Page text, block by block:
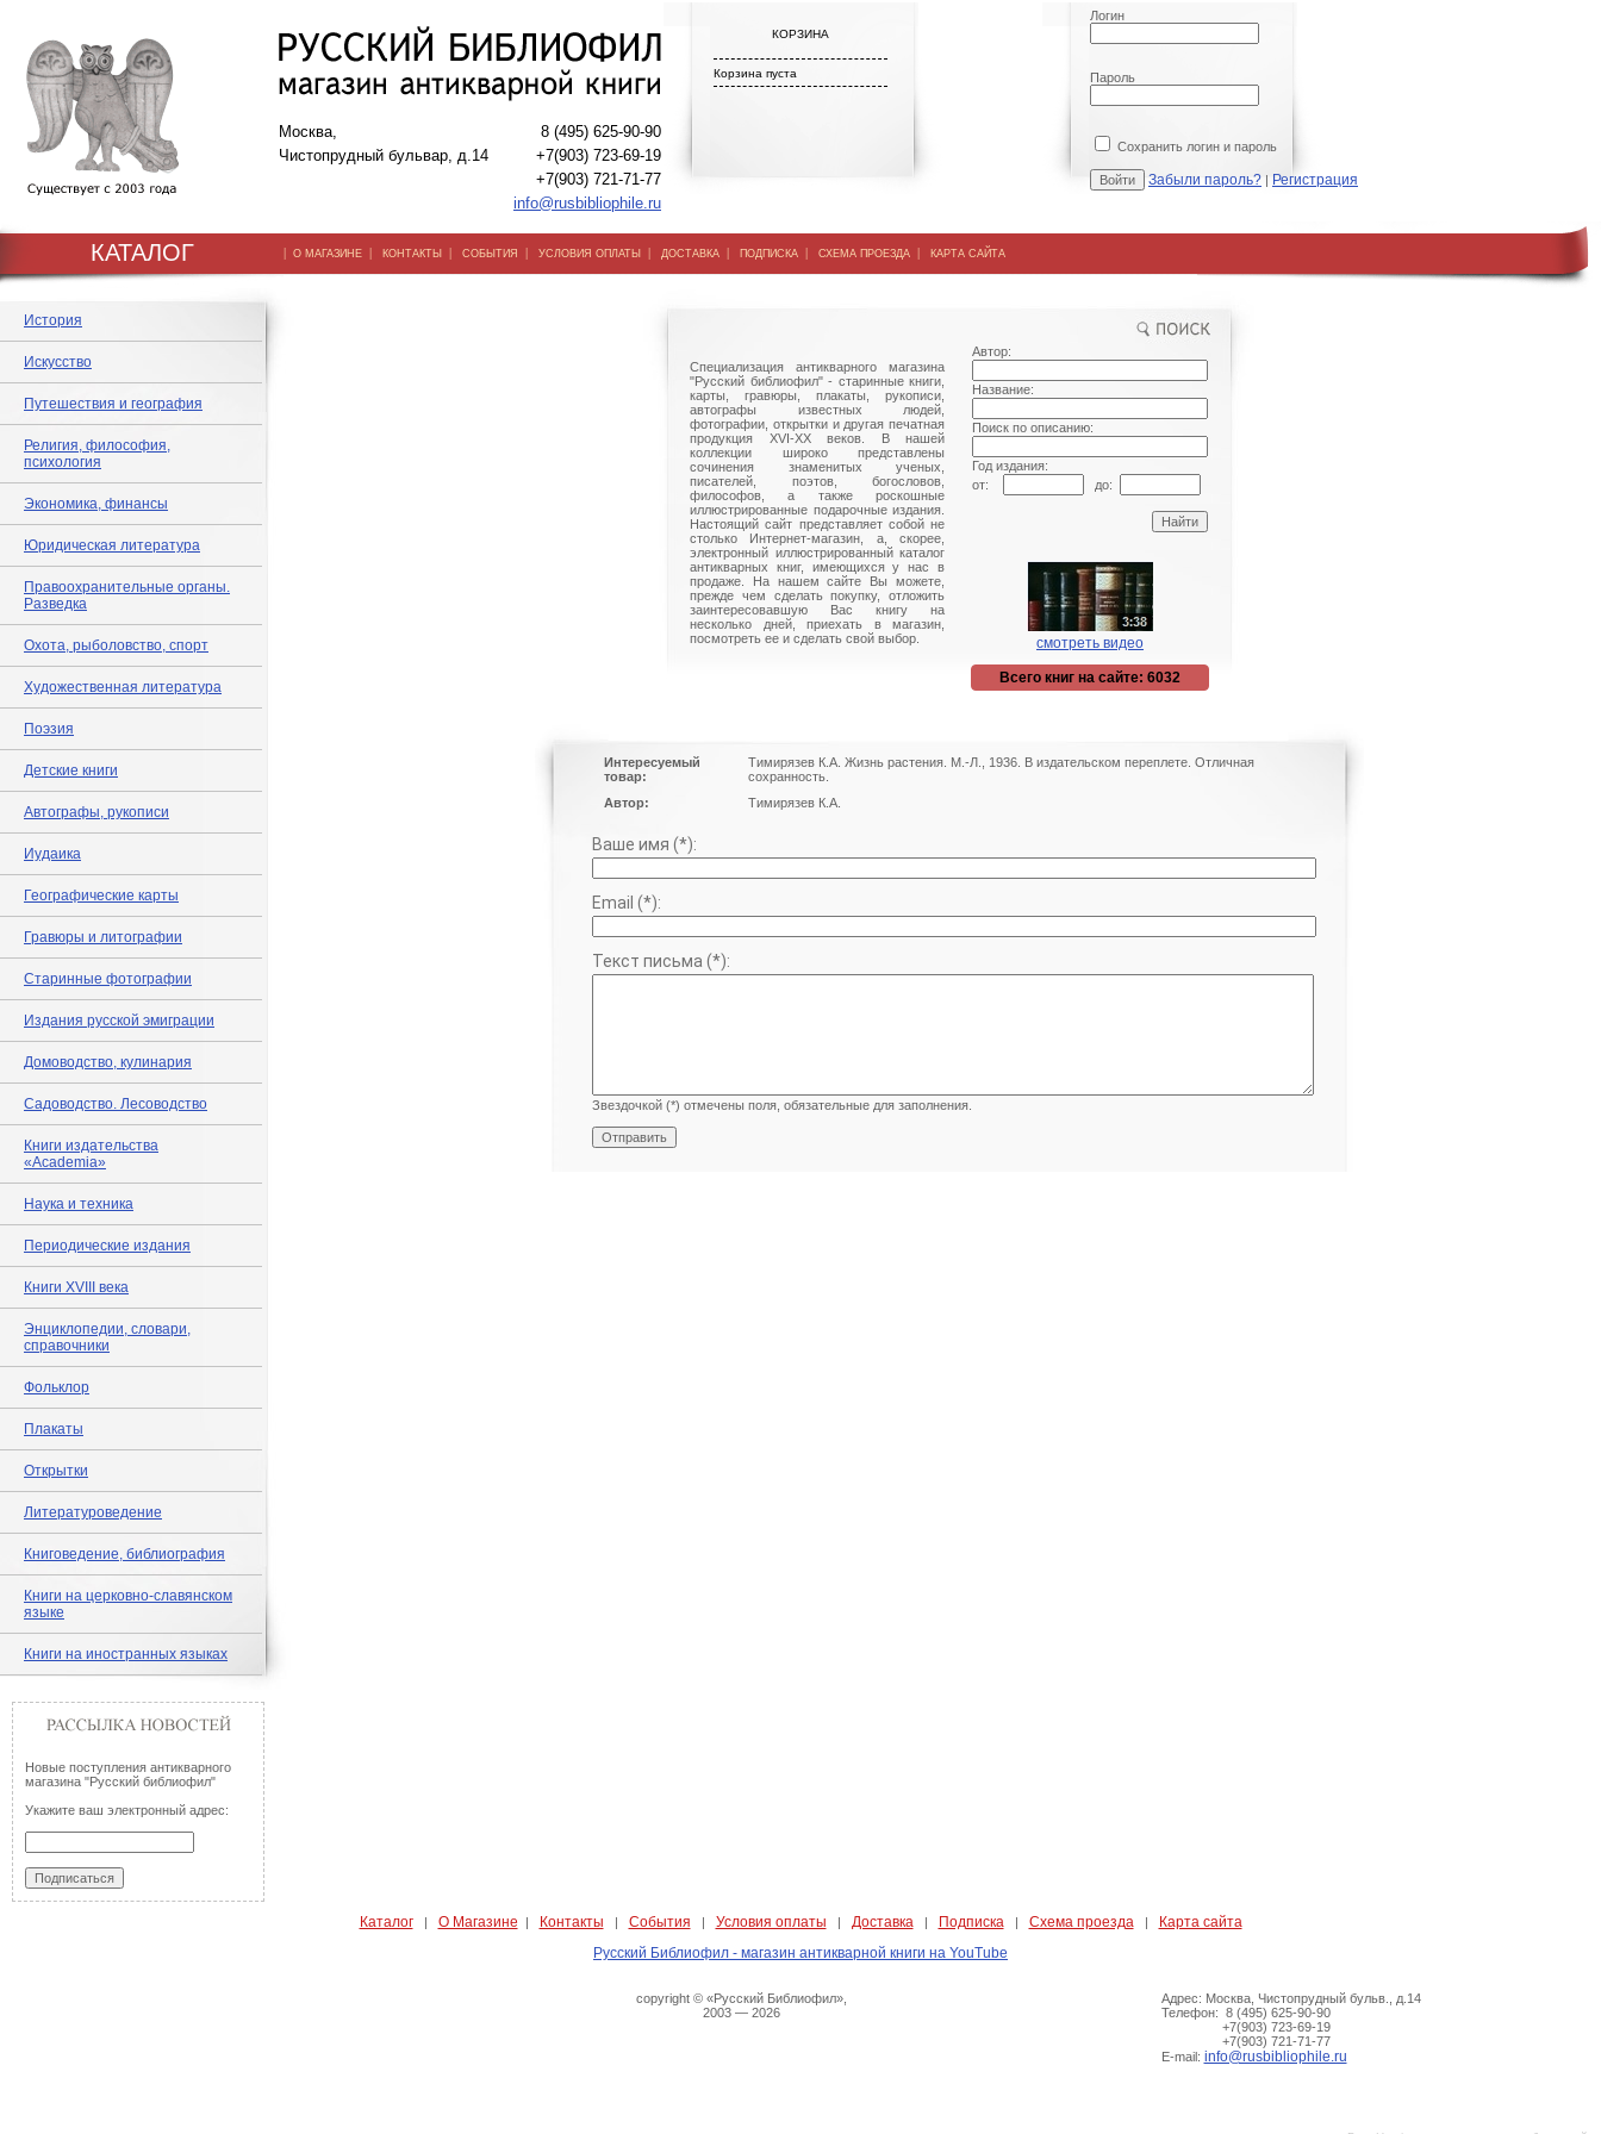
Москва,
Чистопрудный бульвар, д.14
8 (495) 625-90-90
+7(903) 723-69-19
+7(903) 721-71-77
info@rusbibliophile.ru
КОРЗИНА
Корзина пуста
Логин
Пароль
Сохранить логин и пароль
Забыли пароль? | Регистрация
КАТАЛОГ | О МАГАЗИНЕ | КОНТАКТЫ | СОБЫТИЯ | УСЛОВИЯ ОПЛАТЫ | ДОСТАВКА | ПОДПИСКА | СХЕМА ПРОЕЗДА | КАРТА САЙТА
История
Искусство
Путешествия и география
Религия, философия,
психология
Экономика, финансы
Юридическая литература
Правоохранительные органы.
Разведка
Охота, рыболовство, спорт
Художественная литература
Поэзия
Детские книги
Автографы, рукописи
Иудаика
Географические карты
Гравюры и литографии
Старинные фотографии
Издания русской эмиграции
Домоводство, кулинария
Садоводство. Лесоводство
Книги издательства
«Academia»
Наука и техника
Периодические издания
Книги XVIII века
Энциклопедии, словари,
справочники
Фольклор
Плакаты
Открытки
Литературоведение
Книговедение, библиография
Книги на церковно-славянском
языке
Книги на иностранных языках
Новые поступления антикварного
магазина "Русский библиофил"
Укажите ваш электронный адрес:
Специализация антикварного магазина
"Русский библиофил" - старинные книги,
карты, гравюры, плакаты, рукописи,
автографы известных людей,
фотографии, открытки и другая печатная
продукция XVI-XX веков. В нашей
коллекции широко представлены
сочинения знаменитых ученых,
писателей, поэтов, богословов,
философов, а также роскошные
иллюстрированные подарочные издания.
Настоящий сайт представляет собой не
столько Интернет-магазин, а, скорее,
электронный иллюстрированный каталог
антикварных книг, имеющихся у нас в
продаже. На нашем сайте Вы можете,
прежде чем сделать покупку, отложить
заинтересовавшую Вас книгу на
несколько дней, приехать в магазин,
посмотреть ее и сделать свой выбор.
Автор:
Название:
Поиск по описанию:
Год издания:
от:
до:
смотреть видео
Всего книг на сайте: 6032
Интересуемый
товар:
Тимирязев К.А. Жизнь растения. М.-Л., 1936. В издательском переплете. Отличная
сохранность.
Автор:
Тимирязев К.А.
Ваше имя (*):
Email (*):
Текст письма (*):
Звездочкой (*) отмечены поля, обязательные для заполнения.
Каталог| О Магазине | Контакты | События | Условия оплаты | Доставка | Подписка | Схема проезда |
Карта сайта
Русский Библиофил - магазин антикварной книги на YouTube
copyright © «Русский Библиофил»,
2003 — 2026
Адрес: Москва, Чистопрудный бульв., д.14
Телефон: 8 (495) 625-90-90
+7(903) 723-69-19
+7(903) 721-71-77
E-mail: info@rusbibliophile.ru